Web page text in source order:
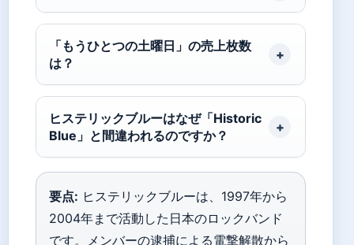
「もうひとつの土曜日」の売上枚数
は？
ヒステリックブルーはなぜ「Historic
Blue」と間違われるのですか？
要点: ヒステリックブルーは、1997年から
2004年まで活動した日本のロックバンド
です。メンバーの逮捕による電撃解散から